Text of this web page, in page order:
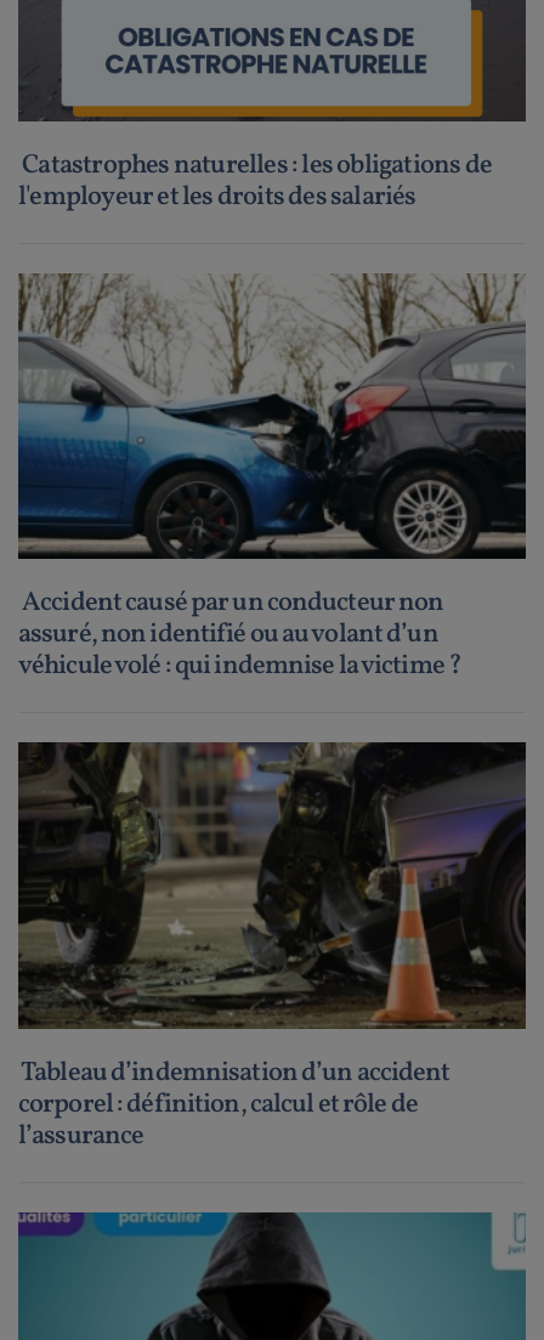
Catastrophes naturelles : les obligations de
l'employeur et les droits des salariés
Accident causé par un conducteur non
assuré, non identifié ou au volant d’un
véhicule volé : qui indemnise la victime ?
Tableau d’indemnisation d’un accident
corporel : définition, calcul et rôle de
l’assurance